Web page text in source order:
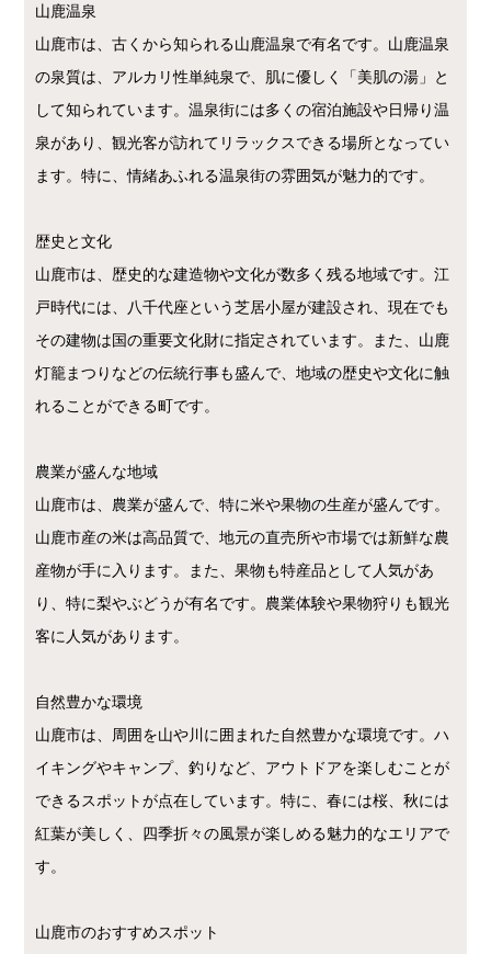
山鹿温泉
山鹿市は、古くから知られる山鹿温泉で有名です。山鹿温泉
の泉質は、アルカリ性単純泉で、肌に優しく「美肌の湯」と
して知られています。温泉街には多くの宿泊施設や日帰り温
泉があり、観光客が訪れてリラックスできる場所となってい
ます。特に、情緒あふれる温泉街の雰囲気が魅力的です。
歴史と文化
山鹿市は、歴史的な建造物や文化が数多く残る地域です。江
戸時代には、八千代座という芝居小屋が建設され、現在でも
その建物は国の重要文化財に指定されています。また、山鹿
灯籠まつりなどの伝統行事も盛んで、地域の歴史や文化に触
れることができる町です。
農業が盛んな地域
山鹿市は、農業が盛んで、特に米や果物の生産が盛んです。
山鹿市産の米は高品質で、地元の直売所や市場では新鮮な農
産物が手に入ります。また、果物も特産品として人気があ
り、特に梨やぶどうが有名です。農業体験や果物狩りも観光
客に人気があります。
自然豊かな環境
山鹿市は、周囲を山や川に囲まれた自然豊かな環境です。ハ
イキングやキャンプ、釣りなど、アウトドアを楽しむことが
できるスポットが点在しています。特に、春には桜、秋には
紅葉が美しく、四季折々の風景が楽しめる魅力的なエリアで
す。
山鹿市のおすすめスポット